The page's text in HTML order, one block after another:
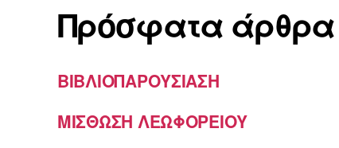
Πρόσφατα άρθρα
ΒΙΒΛΙΟΠΑΡΟΥΣΙΑΣΗ
ΜΙΣΘΩΣΗ ΛΕΩΦΟΡΕΙΟΥ